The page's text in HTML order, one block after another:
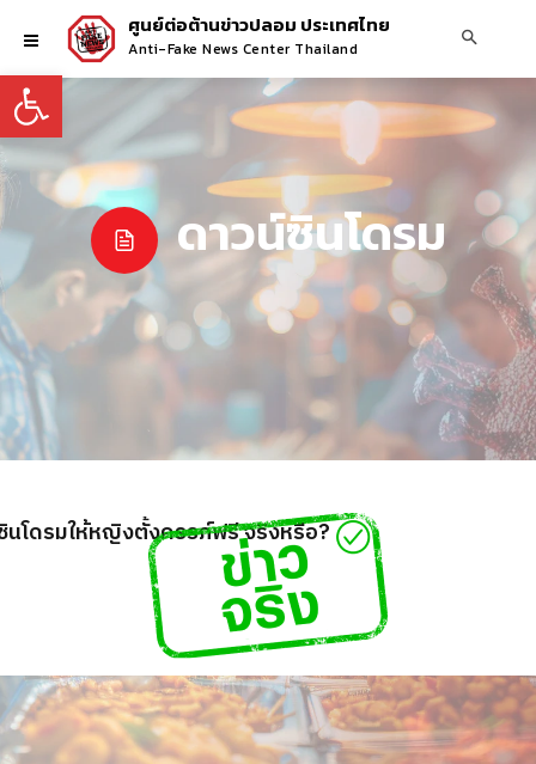
Open toolbar
ศูนย์ต่อต้านข่าวปลอม ประเทศไทย
Anti-Fake News Center Thailand
ดาวน์ซินโดรม
โดรมให้หญิงตั้งครรภ์ฟรี จริงหรือ?